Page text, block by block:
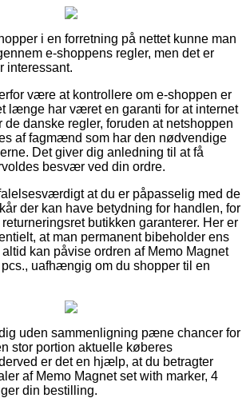
i en forretning på nettet kunne man
e-shoppens regler, men det er
interessant.
være at kontrollere om e-shoppen er
længe har været en garanti for at internet
danske regler, foruden at netshoppen
af fagmænd som har den nødvendige
Det giver dig anledning til at få
besvær ved din ordre.
at du er påpasselig med de
der kan have betydning for handlen, for
butikken garanterer. Her er
at man permanent bibeholder ens
kan påvise ordren af Memo Magnet
uafhængig om du shopper til en
uden sammenligning pæne chancer for
stor portion aktuelle køberes
er det en hjælp, at du betragter
af Memo Magnet set with marker, 4
din bestilling.